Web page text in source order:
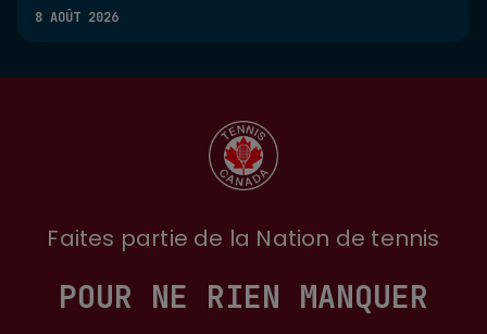
8 AOÛT 2026
Faites partie de la Nation de tennis
POUR NE RIEN MANQUER